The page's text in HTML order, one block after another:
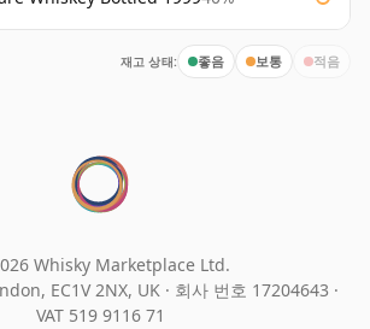
재고 상태: 좋음 보통 적음
Whisky Marketplace Ltd.
EC1V 2NX, UK · 회사 번호 17204643 ·
VAT 519 9116 71